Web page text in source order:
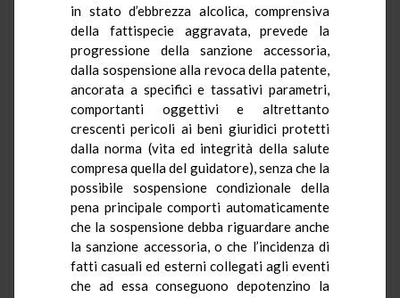
in stato d’ebbrezza alcolica, comprensiva
della fattispecie aggravata, prevede la
progressione della sanzione accessoria,
dalla sospensione alla revoca della patente,
ancorata a specifici e tassativi parametri,
comportanti oggettivi e altrettanto
crescenti pericoli ai beni giuridici protetti
dalla norma (vita ed integrità della salute
compresa quella del guidatore), senza che la
possibile sospensione condizionale della
pena principale comporti automaticamente
che la sospensione debba riguardare anche
la sanzione accessoria, o che l’incidenza di
fatti casuali ed esterni collegati agli eventi
che ad essa conseguono depotenzino la